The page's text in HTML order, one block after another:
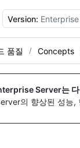
Version:
품질 Concepts
Server는 다
의 향상된 성능,